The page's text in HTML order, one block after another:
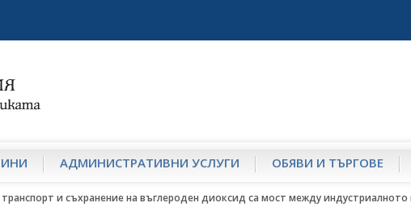
АДМИНИСТРАТИВНИ УСЛУГИ ОБЯВИ И ТЪРГОВЕ
и съхранение на въглероден диоксид са мост между